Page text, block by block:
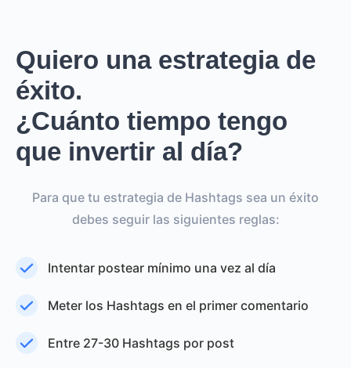
Quiero una estrategia de
éxito.
¿Cuánto tiempo tengo
que invertir al día?
Para que tu estrategia de Hashtags sea un éxito
debes seguir las siguientes reglas:
Intentar postear mínimo una vez al día
Meter los Hashtags en el primer comentario
Entre 27-30 Hashtags por post